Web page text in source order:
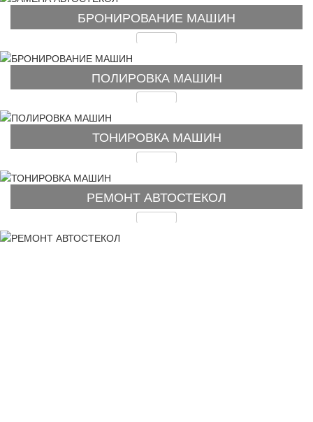
БРОНИРОВАНИЕ МАШИН
ПОЛИРОВКА МАШИН
ТОНИРОВКА МАШИН
РЕМОНТ АВТОСТЕКОЛ